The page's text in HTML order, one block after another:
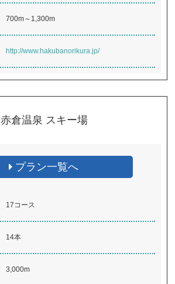
700m～1,300m
http://www.hakubanorikura.jp/
赤倉温泉 スキー場
プラン一覧へ
17コース
14本
3,000m